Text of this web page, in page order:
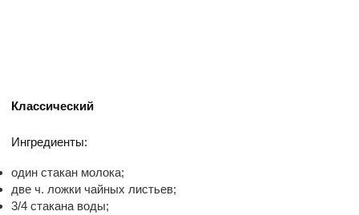
Классический
Ингредиенты:
один стакан молока;
две ч. ложки чайных листьев;
3/4 стакана воды;